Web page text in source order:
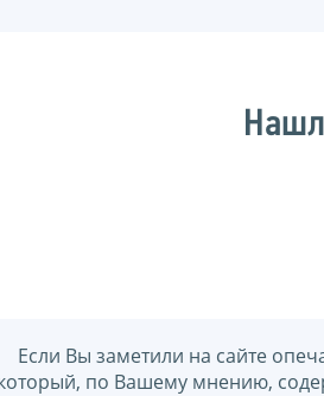
Если Вы заметили на сайте
который, по Вашему мнению,